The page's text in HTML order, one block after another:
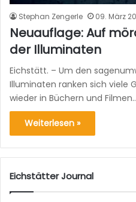
Stephan Zengerle 09. März
Neuauflage: Auf
der Illuminaten
Eichstätt. – Um den
Illuminaten ranken sich viele
wieder in Büchern und
Weiterlesen »
Eichstätter Journal